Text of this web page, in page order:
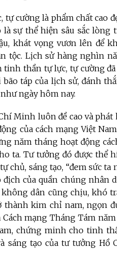
tự cường là phẩm chất cao
là sự thể hiện sâu sắc
khát vọng vươn lên để
tộc. Lịch sử hàng nghìn
tinh thần tự lực, tự cường
bão táp của lịch sử, đánh
ngày hôm nay.
Minh luôn đề cao và
của cách mạng Việt
năm tháng hoạt động
ta. Tư tưởng đó được thể
chủ, sáng tạo, “đem sức
của quần chúng nhân
không dân cũng chịu, khó
thành kim chỉ nam, ngọn
mạng Tháng Tám
chứng minh cho tinh
sáng tạo của tư tưởng